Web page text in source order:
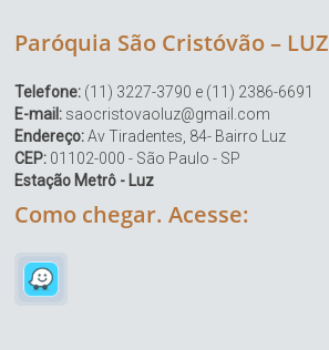
Paróquia São Cristóvão – LUZ
Telefone: (11) 3227-3790 e (11) 2386-6691
E-mail: saocristovaoluz@gmail.com
Endereço:Av Tiradentes, 84- Bairro Luz
CEP: 01102-000 - São Paulo - SP
Estação Metrô - Luz
Como chegar. Acesse: